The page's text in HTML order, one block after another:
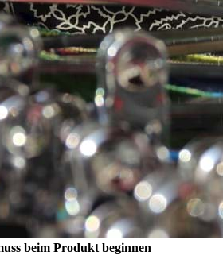
beim Produkt beginnen